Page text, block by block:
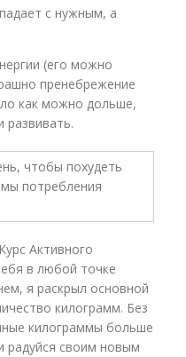
с нужным, а
(его можно
пренебрежение
как можно дольше,
развивать.
Активного
в любой точке
я раскрыл основной
килограмм. Без
килограммы больше
радуйся своим новым